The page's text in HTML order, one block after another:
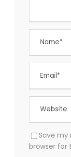
Save my
browser for